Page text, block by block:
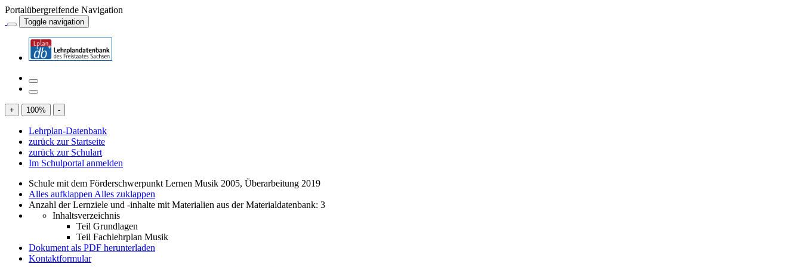
Portalübergreifende Navigation
Toggle navigation
+ 100% -
Lehrplan-Datenbank
zurück zur Startseite
zurück zur Schulart
Im Schulportal anmelden
Schule mit dem Förderschwerpunkt Lernen Musik 2005, Überarbeitung 2019
Alles aufklappen Alles zuklappen
Anzahl der Lernziele und -inhalte mit Materialien aus der Materialdatenbank: 3
Inhaltsverzeichnis
Teil Grundlagen
Teil Fachlehrplan Musik
Dokument als PDF herunterladen
Kontaktformular